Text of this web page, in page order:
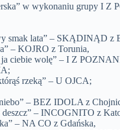
w wykonaniu grupy I Z
smak lata” – SKĄDINĄD z
– KOJRO z Torunia,
ja ciebie wolę” – I Z
rzeką” – U OJCA;
– BEZ IDOLA z
deszcz” – INCOGNITO z
– NA CO z Gdańska,